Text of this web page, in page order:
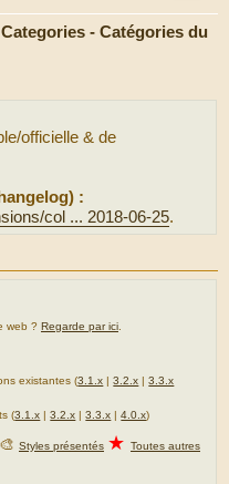
- Catégories du
officielle & de
:
col ... 2018-06-25.
web ? Regarde par ici
existantes (3.1.x |3.2.x |3.3.x
(3.1.x |3.2.x |3.3.x |4.0.x)
🎨 Styles présentés ★ Toutes autres